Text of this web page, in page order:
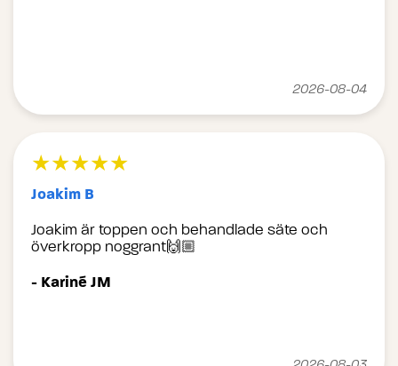
2026-08-04
★★★★★
Joakim B
Joakim är toppen och behandlade säte och
överkropp noggrant🙌🏼
- Kariné JM